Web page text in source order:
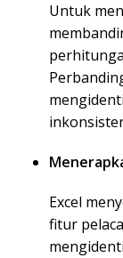
Untuk
Excel
fitur